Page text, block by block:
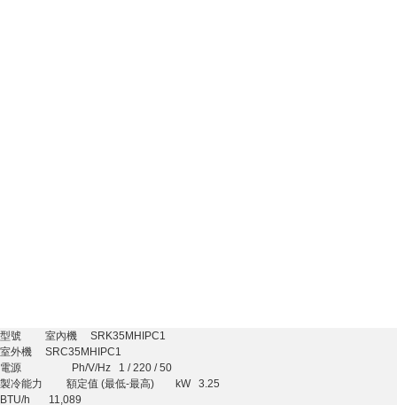
型號 室內機 SRK35MHIPC1
室外機 SRC35MHIPC1
電源 Ph/V/Hz 1 / 220 / 50
製冷能力 額定值 (最低-最高) kW 3.25
BTU/h 11,089